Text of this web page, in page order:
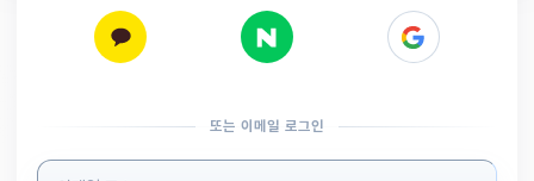
또는 이메일 로그인
로그인 정보 입력